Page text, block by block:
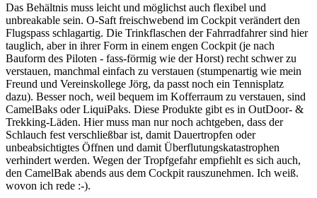
Das Behältnis muss leicht und möglichst auch flexibel und
unbreakable sein. O-Saft freischwebend im Cockpit verändert den
Flugspass schlagartig. Die Trinkflaschen der Fahrradfahrer sind hier
tauglich, aber in ihrer Form in einem engen Cockpit (je nach
Bauform des Piloten - fass-förmig wie der Horst) recht schwer zu
verstauen, manchmal einfach zu verstauen (stumpenartig wie mein
Freund und Vereinskollege Jörg, da passt noch ein Tennisplatz
dazu). Besser noch, weil bequem im Kofferraum zu verstauen, sind
CamelBaks oder LiquiPaks. Diese Produkte gibt es in OutDoor- &
Trekking-Läden. Hier muss man nur noch achtgeben, dass der
Schlauch fest verschließbar ist, damit Dauertropfen oder
unbeabsichtigtes Öffnen und damit Überflutungskatastrophen
verhindert werden. Wegen der Tropfgefahr empfiehlt es sich auch,
den CamelBak abends aus dem Cockpit rauszunehmen. Ich weiß.
wovon ich rede :-).